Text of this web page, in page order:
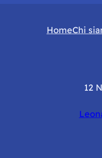
HomeChi
12